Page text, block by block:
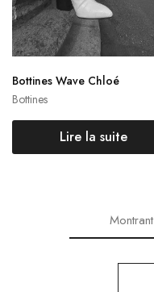
Bottines
Bottines Wave Chloé
Lire la suite
Montrant